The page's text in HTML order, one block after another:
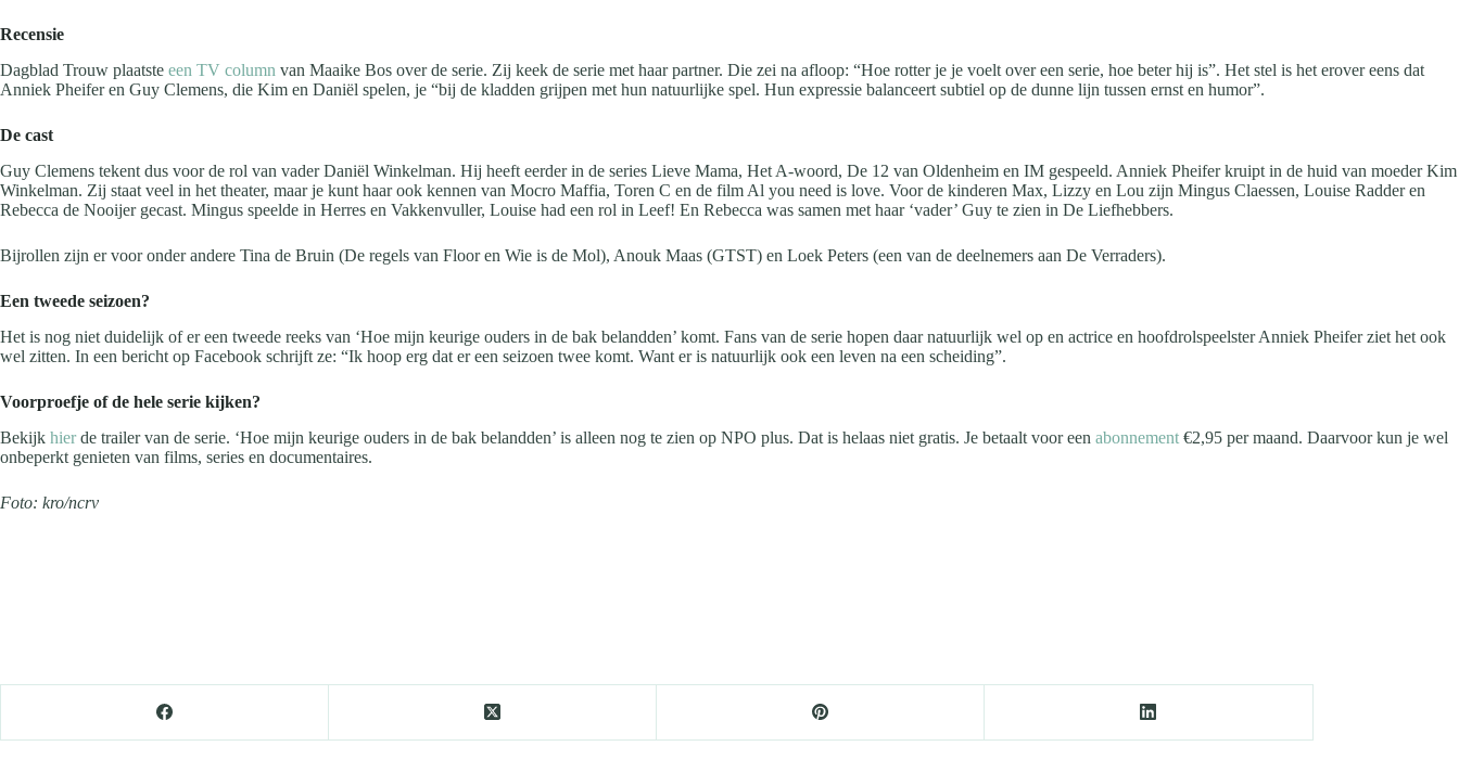
Recensie
Dagblad Trouw plaatste een TV column van Maaike Bos over de serie. Zij keek de serie met haar partner. Die zei na afloop: “Hoe rotter je je voelt over een serie, hoe beter hij is”. Het stel is het erover eens dat
Anniek Pheifer en Guy Clemens, die Kim en Daniël spelen, je “bij de kladden grijpen met hun natuurlijke spel. Hun expressie balanceert subtiel op de dunne lijn tussen ernst en humor”.
De cast
Guy Clemens tekent dus voor de rol van vader Daniël Winkelman. Hij heeft eerder in de series Lieve Mama, Het A-woord, De 12 van Oldenheim en IM gespeeld. Anniek Pheifer kruipt in de huid van moeder Kim
Winkelman. Zij staat veel in het theater, maar je kunt haar ook kennen van Mocro Maffia, Toren C en de film Al you need is love. Voor de kinderen Max, Lizzy en Lou zijn Mingus Claessen, Louise Radder en
Rebecca de Nooijer gecast. Mingus speelde in Herres en Vakkenvuller, Louise had een rol in Leef! En Rebecca was samen met haar ‘vader’ Guy te zien in De Liefhebbers.
Bijrollen zijn er voor onder andere Tina de Bruin (De regels van Floor en Wie is de Mol), Anouk Maas (GTST) en Loek Peters (een van de deelnemers aan De Verraders).
Een tweede seizoen?
Het is nog niet duidelijk of er een tweede reeks van ‘Hoe mijn keurige ouders in de bak belandden’ komt. Fans van de serie hopen daar natuurlijk wel op en actrice en hoofdrolspeelster Anniek Pheifer ziet het ook
wel zitten. In een bericht op Facebook schrijft ze: “Ik hoop erg dat er een seizoen twee komt. Want er is natuurlijk ook een leven na een scheiding”.
Voorproefje of de hele serie kijken?
Bekijk hierde trailer van de serie. ‘Hoe mijn keurige ouders in de bak belandden’ is alleen nog te zien op NPO plus. Dat is helaas niet gratis. Je betaalt voor een abonnement €2,95 per maand. Daarvoor kun je wel
onbeperkt genieten van films, series en documentaires.
Foto: kro/ncrv